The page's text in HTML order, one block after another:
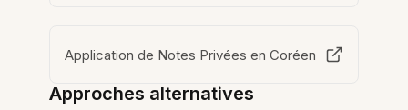
Application de Notes Privées en Coréen
Approches alternatives